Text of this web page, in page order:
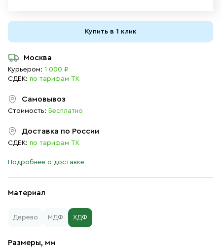
Материал
Дерево МДФ ХДФ
Размеры, мм
Купить в 1 клик
Москва
Курьером: 1 000 ₽
СДЕК: по тарифам ТК
Самовывоз
Стоимость: Бесплатно
Доставка по России
СДЕК: по тарифам ТК
Подробнее о доставке